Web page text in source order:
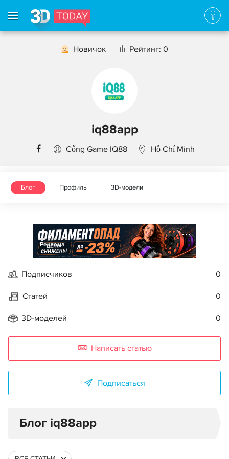
Новичок Рейтинг: 0
iq88app
Cổng Game IQ88 Hồ Chí Minh
Блог Профиль 3D-модели
Реклама
Подписчиков 0
Статей 0
3D-моделей 0
Написать статью
Подписаться
Блог iq88app